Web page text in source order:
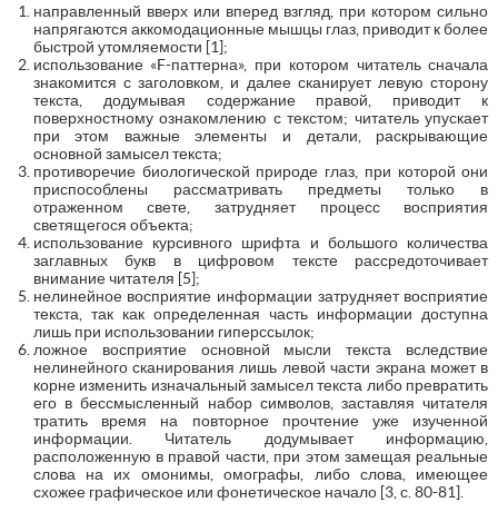
направленный вверх или вперед взгляд, при котором сильно
напрягаются аккомодационные мышцы глаз, приводит к более
быстрой утомляемости [1];
использование «F-паттерна», при котором читатель сначала
знакомится с заголовком, и далее сканирует левую сторону
текста, додумывая содержание правой, приводит к
поверхностному ознакомлению с текстом; читатель упускает
при этом важные элементы и детали, раскрывающие
основной замысел текста;
противоречие биологической природе глаз, при которой они
приспособлены рассматривать предметы только в
отраженном свете, затрудняет процесс восприятия
светящегося объекта;
использование курсивного шрифта и большого количества
заглавных букв в цифровом тексте рассредоточивает
внимание читателя [5];
нелинейное восприятие информации затрудняет восприятие
текста, так как определенная часть информации доступна
лишь при использовании гиперссылок;
ложное восприятие основной мысли текста вследствие
нелинейного сканирования лишь левой части экрана может в
корне изменить изначальный замысел текста либо превратить
его в бессмысленный набор символов, заставляя читателя
тратить время на повторное прочтение уже изученной
информации. Читатель додумывает информацию,
расположенную в правой части, при этом замещая реальные
слова на их омонимы, омографы, либо слова, имеющее
схожее графическое или фонетическое начало [3, с. 80-81].